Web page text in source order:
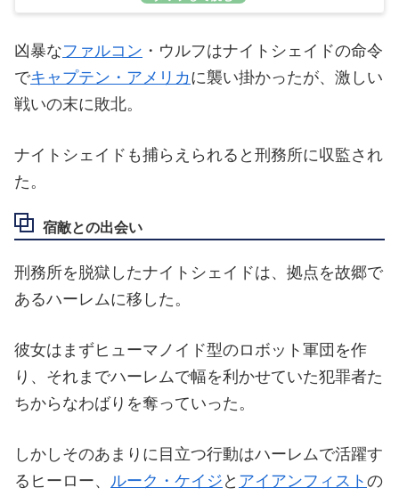
凶暴なファルコン ・ウルフはナイトシェイドの命令
でキャプテン・アメリカに襲い掛かったが、激しい
戦いの末に敗北。
ナイトシェイドも捕らえられると刑務所に収監され
た。
宿敵との出会い
刑務所を脱獄したナイトシェイドは、拠点を故郷で
あるハーレムに移した。
彼女はまずヒューマノイド型のロボット軍団を作
り、それまでハーレムで幅を利かせていた犯罪者た
ちからなわばりを奪っていった。
しかしそのあまりに目立つ行動はハーレムで活躍す
るヒーロー、 ルーク・ケイジ と アイアンフィスト の